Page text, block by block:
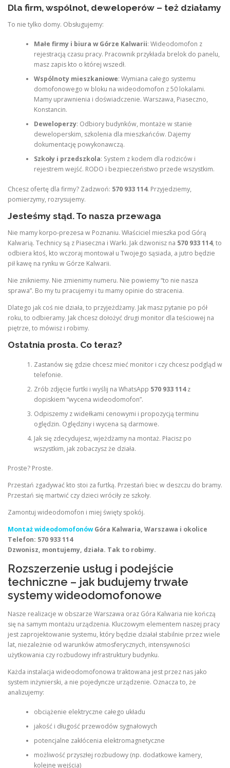
Dla firm, wspólnot, deweloperów – też działamy
To nie tylko domy. Obsługujemy:
Małe firmy i biura w Górze Kalwarii: Wideodomofon z
rejestracją czasu pracy. Pracownik przykłada brelok do panelu,
masz zapis kto o której wszedł.
Wspólnoty mieszkaniowe: Wymiana całego systemu
domofonowego w bloku na wideodomofon z 50 lokalami.
Mamy uprawnienia i doświadczenie. Warszawa, Piaseczno,
Konstancin.
Deweloperzy: Odbiory budynków, montaże w stanie
deweloperskim, szkolenia dla mieszkańców. Dajemy
dokumentację powykonawczą.
Szkoły i przedszkola: System z kodem dla rodziców i
rejestrem wejść. RODO i bezpieczeństwo przede wszystkim.
Chcesz ofertę dla firmy? Zadzwoń: 570 933 114. Przyjedziemy,
pomierzymy, rozrysujemy.
Jesteśmy stąd. To nasza przewaga
Nie mamy korpo-prezesa w Poznaniu. Właściciel mieszka pod Górą
Kalwarią. Technicy są z Piaseczna i Warki. Jak dzwonisz na 570 933 114, to
odbiera ktoś, kto wczoraj montował u Twojego sąsiada, a jutro będzie
pił kawę na rynku w Górze Kalwarii.
Nie znikniemy. Nie zmienimy numeru. Nie powiemy “to nie nasza
sprawa”. Bo my tu pracujemy i tu mamy opinie do stracenia.
Dlatego jak coś nie działa, to przyjeżdżamy. Jak masz pytanie po pół
roku, to odbieramy. Jak chcesz dołożyć drugi monitor dla teściowej na
piętrze, to mówisz i robimy.
Ostatnia prosta. Co teraz?
Zastanów się gdzie chcesz mieć monitor i czy chcesz podgląd w
telefonie.
Zrób zdjęcie furtki i wyślij na WhatsApp 570 933 114z
dopiskiem “wycena wideodomofon”.
Odpiszemy z widełkami cenowymi i propozycją terminu
oględzin. Oględziny i wycena są darmowe.
Jak się zdecydujesz, wjeżdżamy na montaż. Płacisz po
wszystkim, jak zobaczysz że działa.
Proste? Proste.
Przestań zgadywać kto stoi za furtką. Przestań biec w deszczu do bramy.
Przestań się martwić czy dzieci wróciły ze szkoły.
Zamontuj wideodomofon i miej święty spokój.
Montaż wideodomofonówGóra Kalwaria, Warszawa i okolice
Telefon: 570 933 114
Dzwonisz, montujemy, działa. Tak to robimy.
Rozszerzenie usług i podejście
techniczne – jak budujemy trwałe
systemy wideodomofonowe
Nasze realizacje w obszarze Warszawa oraz Góra Kalwaria nie kończą
się na samym montażu urządzenia. Kluczowym elementem naszej pracy
jest zaprojektowanie systemu, który będzie działał stabilnie przez wiele
lat, niezależnie od warunków atmosferycznych, intensywności
użytkowania czy rozbudowy infrastruktury budynku.
Każda instalacja wideodomofonowa traktowana jest przez nas jako
system inżynierski, a nie pojedyncze urządzenie. Oznacza to, że
analizujemy:
obciążenie elektryczne całego układu
jakość i długość przewodów sygnałowych
potencjalne zakłócenia elektromagnetyczne
możliwość przyszłej rozbudowy (np. dodatkowe kamery,
kolejne wejścia)